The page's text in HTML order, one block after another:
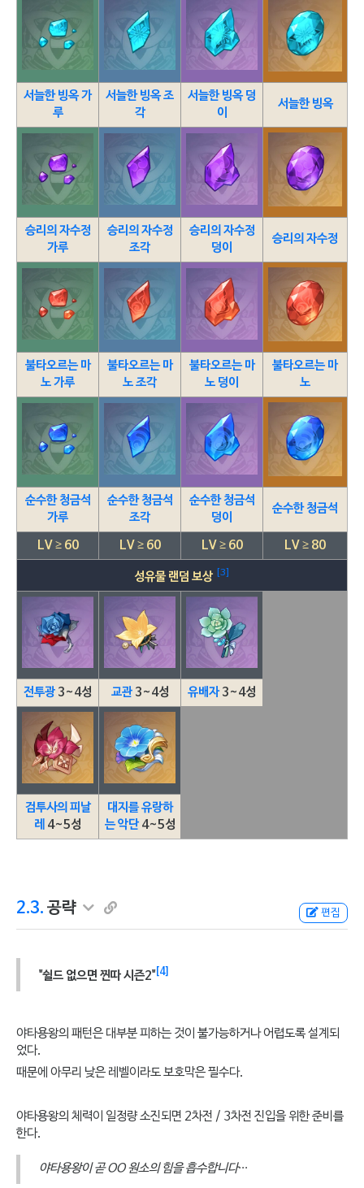
서늘한 빙옥 가
루
서늘한 빙옥 조
각
서늘한 빙옥 덩
이
서늘한 빙옥
승리의 자수정
가루
승리의 자수정
조각
승리의 자수정
덩이
승리의 자수정
불타오르는 마
노 가루
불타오르는 마
노 조각
불타오르는 마
노 덩이
불타오르는 마
노
순수한 청금석
가루
순수한 청금석
조각
순수한 청금석
덩이
순수한 청금석
LV ≥ 60 LV ≥ 60 LV ≥ 60 LV ≥ 80
성유물 랜덤 보상 [3]
전투광 3~4성 교관3~4성 유배자3~4성
검투사의 피날
레 4~5성
대지를 유랑하
는 악단4~5성
2.3. 공략 편집
"쉴드 없으면 찐따 시즌2"[4]
야타용왕의 패턴은 대부분 피하는 것이 불가능하거나 어렵도록 설계되
었다.
때문에 아무리 낮은 레벨이라도 보호막은 필수다.
야타용왕의 체력이 일정량 소진되면 2차전 / 3차전 진입을 위한 준비를
한다.
야타용왕이 곧 OO 원소의 힘을 흡수합니다···